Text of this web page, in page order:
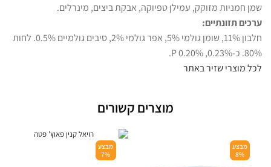
שמן חמניות מזוקק, עמילן טפיוקה, אבקת ביצים, מינרלים.
ערכים תזונתיים:
חלבון 11%, שומן גולמי 5%, אפר גולמי 2%, סיבים גולמיים 0.5%. לחות
80%. כ-0.23%, P 0.20%.
לכל מוצרי שזיר באתר
מוצרים קשורים
מבצע
8%
מבצע
7%